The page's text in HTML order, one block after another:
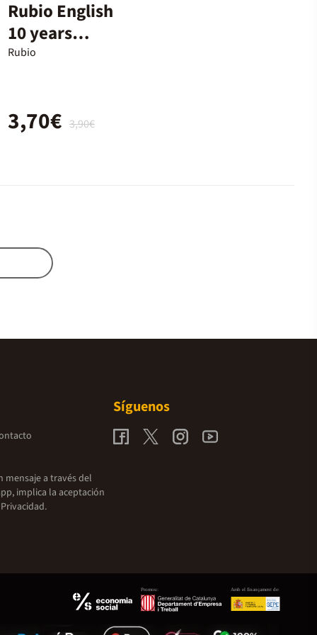
Rubio English
10 years
advanced
Rubio
3,90€
3,70€
mensaje a través del
implica la aceptación
Síguenos
Promou: Amb el finançament de: